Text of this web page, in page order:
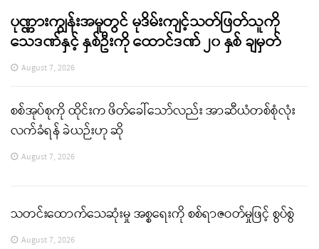
ပုဏ္ဏားကျွန်းအမှုတွင် မုဒိမ်းကျင့်သတ်ဖြတ်သူကို
သေဒဏ်နှင့် နှစ်ဦးကို ထောင်ဒဏ် ၂၀ နှစ် ချမှတ်
August 7, 2026
စစ်အုပ်စုကို ထိုင်းက ဖိတ်ခေါ်သော်လည်း အာဆီယံတစ်စုံလုံး
လက်ခံရန် ခဲယဉ်းဟု ဆို
August 7, 2026
သတင်းထောက်သေဆုံးမှု အစ္စရေးကို စစ်ရာဇဝတ်မှုဖြင့် စွပ်စွဲ
August 7, 2026